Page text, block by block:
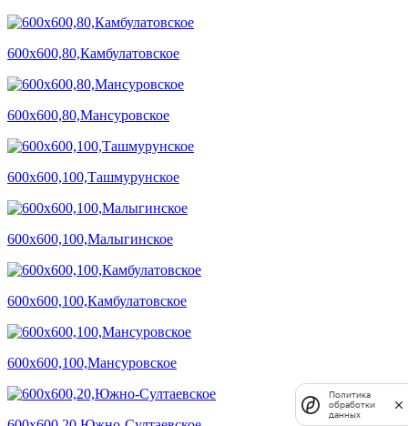
600х600,80,Камбулатовское
600х600,80,Мансуровское
600х600,100,Ташмурунское
600х600,100,Малыгинское
600х600,100,Камбулатовское
600х600,100,Мансуровское
Политика
обработки
данных